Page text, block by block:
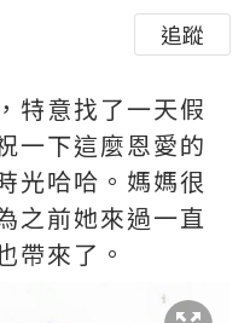
追蹤
特意找了一天假
一下這麼恩愛的
光哈哈­。媽媽很
之前她來過一直
帶來了。